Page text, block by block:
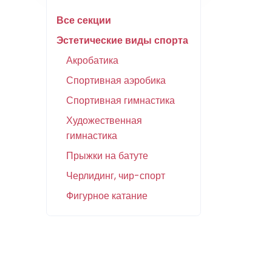
Все секции
Эстетические виды спорта
Акробатика
Спортивная аэробика
Спортивная гимнастика
Художественная
гимнастика
Прыжки на батуте
Черлидинг, чир-спорт
Фигурное катание